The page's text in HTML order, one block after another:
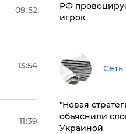
09:52
13:54
11:39
РФ
игрок
Сеть
"Новая
объяснили
Украиной